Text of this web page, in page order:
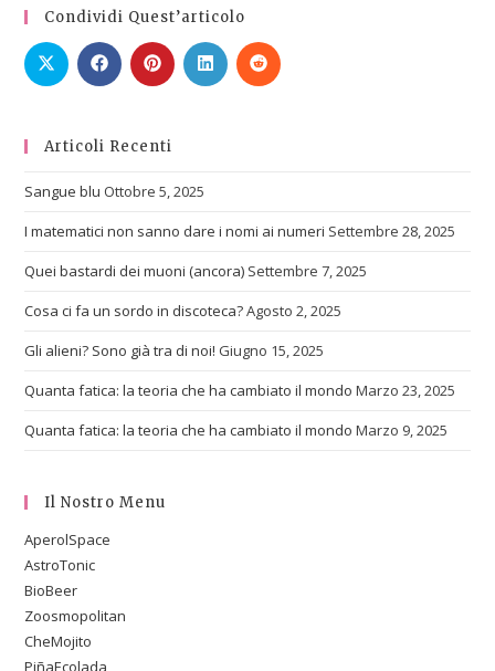
Condividi Quest’articolo
Articoli Recenti
Sangue blu Ottobre 5, 2025
I matematici non sanno dare i nomi ai numeri Settembre 28, 2025
Quei bastardi dei muoni (ancora) Settembre 7, 2025
Cosa ci fa un sordo in discoteca?Agosto 2, 2025
Gli alieni? Sono già tra di noi! Giugno 15, 2025
Quanta fatica: la teoria che ha cambiato il mondo Marzo 23, 2025
Quanta fatica: la teoria che ha cambiato il mondo Marzo 9, 2025
Il Nostro Menu
AperolSpace
AstroTonic
BioBeer
Zoosmopolitan
CheMojito
PiñaEcolada